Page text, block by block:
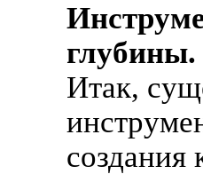
глубины.
Итак,
создания